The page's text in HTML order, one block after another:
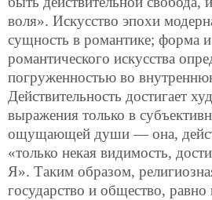
воля». Искусство эпохи
сущность в романтике; форма
романтического искусства
погруженностью во
Действительность достигает
выражения только в
ощущающей души — она,
«только некая видимость,
Я». Таким образом,
государство и общество, равно